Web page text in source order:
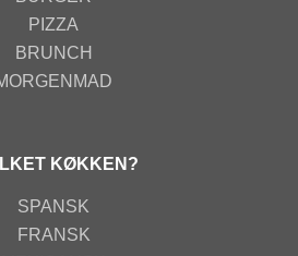
PIZZA
BRUNCH
KØKKEN?
SPANSK
FRANSK